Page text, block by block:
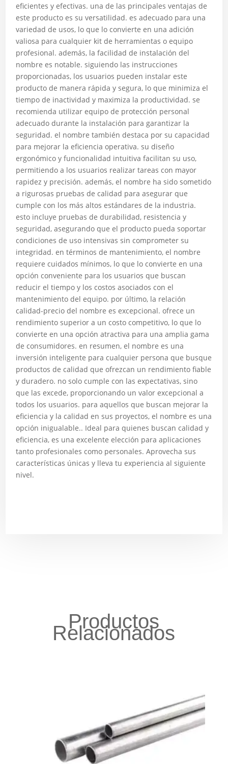
eficientes y efectivas. una de las principales ventajas de
este producto es su versatilidad. es adecuado para una
variedad de usos, lo que lo convierte en una adición
valiosa para cualquier kit de herramientas o equipo
profesional. además, la facilidad de instalación del
nombre es notable. siguiendo las instrucciones
proporcionadas, los usuarios pueden instalar este
producto de manera rápida y segura, lo que minimiza el
tiempo de inactividad y maximiza la productividad. se
recomienda utilizar equipo de protección personal
adecuado durante la instalación para garantizar la
seguridad. el nombre también destaca por su capacidad
para mejorar la eficiencia operativa. su diseño
ergonómico y funcionalidad intuitiva facilitan su uso,
permitiendo a los usuarios realizar tareas con mayor
rapidez y precisión. además, el nombre ha sido sometido
a rigurosas pruebas de calidad para asegurar que
cumple con los más altos estándares de la industria.
esto incluye pruebas de durabilidad, resistencia y
seguridad, asegurando que el producto pueda soportar
condiciones de uso intensivas sin comprometer su
integridad. en términos de mantenimiento, el nombre
requiere cuidados mínimos, lo que lo convierte en una
opción conveniente para los usuarios que buscan
reducir el tiempo y los costos asociados con el
mantenimiento del equipo. por último, la relación
calidad-precio del nombre es excepcional. ofrece un
rendimiento superior a un costo competitivo, lo que lo
convierte en una opción atractiva para una amplia gama
de consumidores. en resumen, el nombre es una
inversión inteligente para cualquier persona que busque
productos de calidad que ofrezcan un rendimiento fiable
y duradero. no solo cumple con las expectativas, sino
que las excede, proporcionando un valor excepcional a
todos los usuarios. para aquellos que buscan mejorar la
eficiencia y la calidad en sus proyectos, el nombre es una
opción inigualable.. Ideal para quienes buscan calidad y
eficiencia, es una excelente elección para aplicaciones
tanto profesionales como personales. Aprovecha sus
características únicas y lleva tu experiencia al siguiente
nivel.
Productos
Relacionados